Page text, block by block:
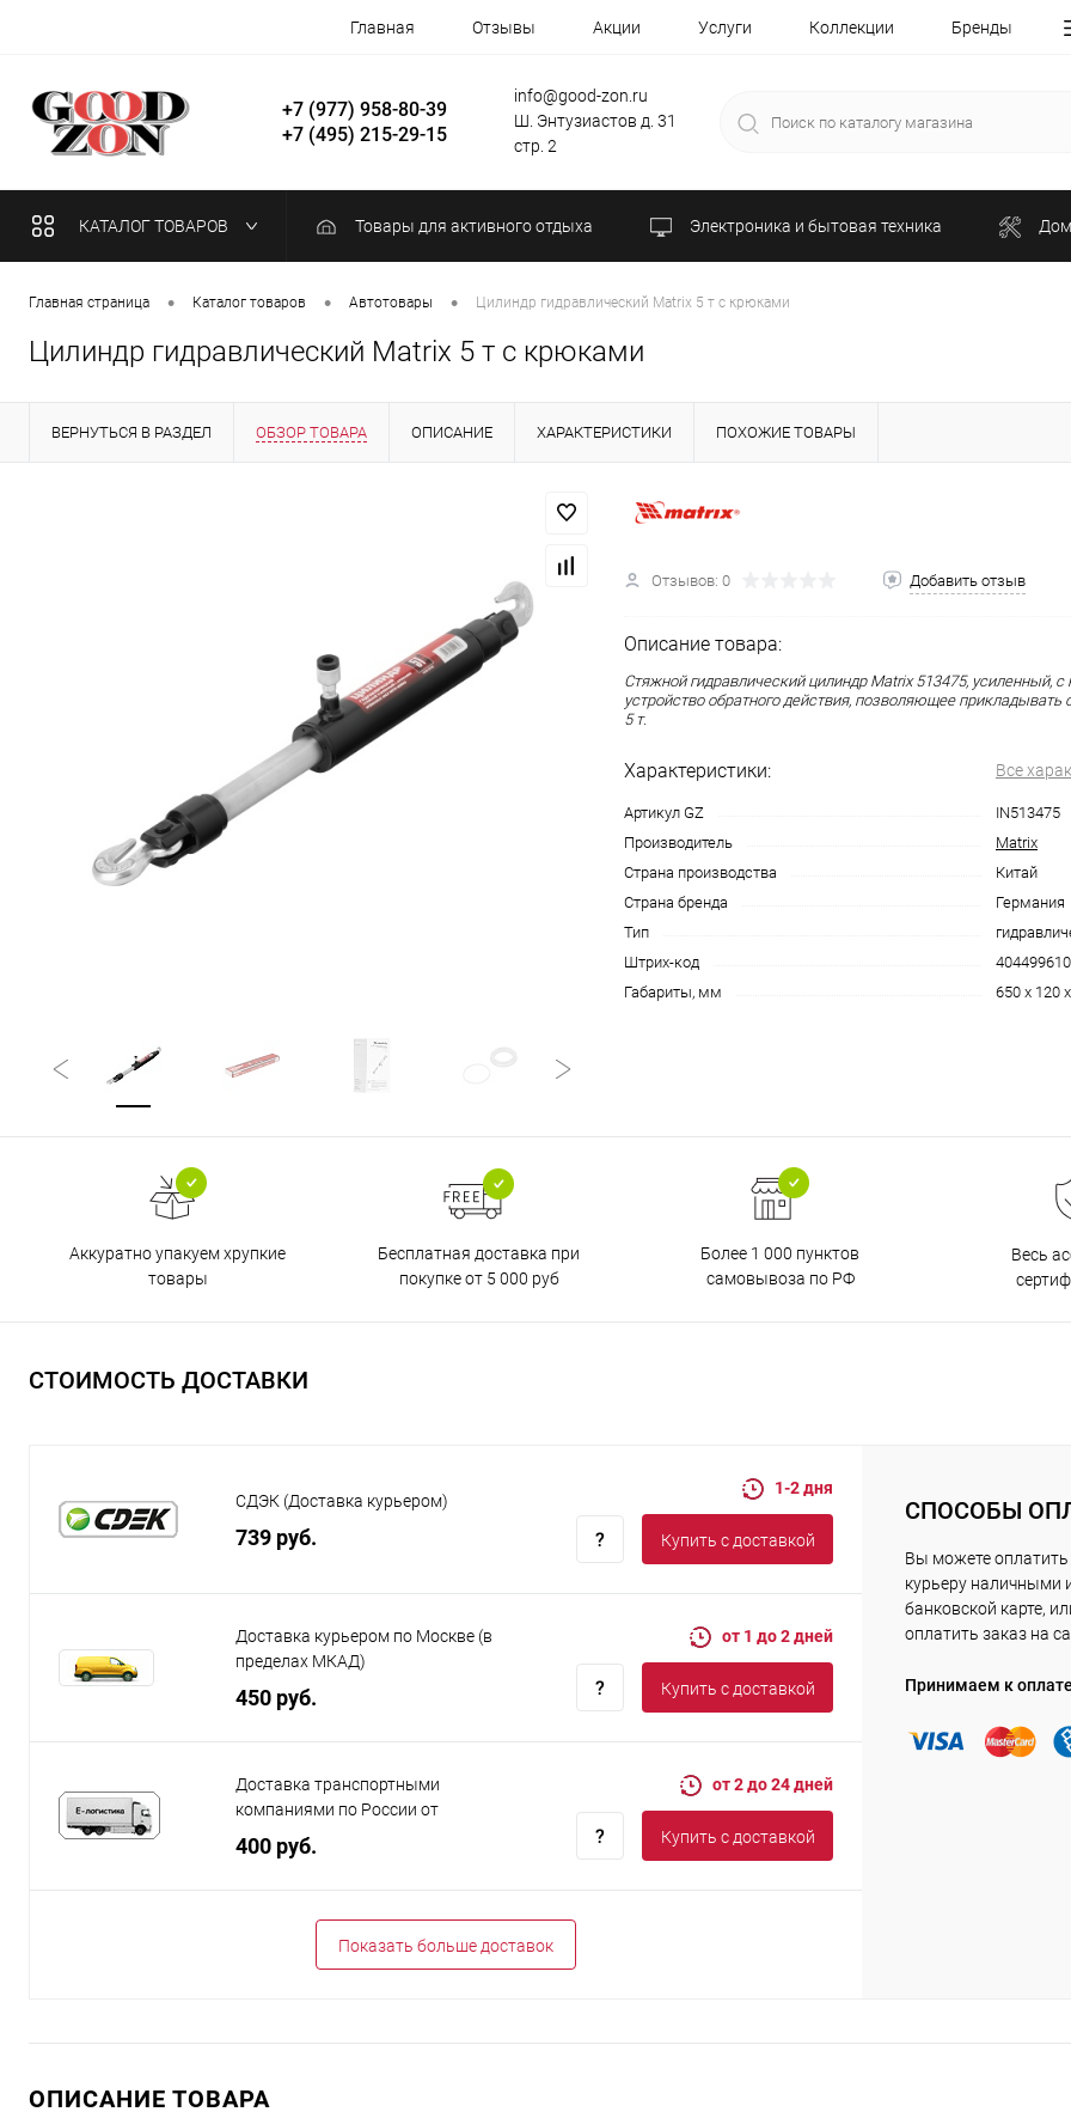
Главная Отзывы Акции Услуги Коллекции Бренды
+7 (977) 958-80-39
+7 (495) 215-29-15
info@good-zon.ru
Ш. Энтузиастов д. 31
стр. 2
КАТАЛОГ ТОВАРОВ Товары для активного отдыха Электроника и бытовая техника
Главная страница • Каталог товаров • Автотовары • Цилиндр гидравлический Matrix 5 т с крюками
Цилиндр гидравлический Matrix 5 т с крюками
ВЕРНУТЬСЯ В РАЗДЕЛ ОБЗОР ТОВАРА ОПИСАНИЕ ХАРАКТЕРИСТИКИ ПОХОЖИЕ ТОВАРЫ
Отзывов: 0 Добавить отзыв
Описание товара:
Стяжной гидравлический цилиндр Matrix 513475, усиленный,
устройство обратного действия, позволяющее прикладывать
5 т.
Характеристики: Все
Артикул GZ
IN513475
Производитель
Matrix
Страна производства
Китай
Страна бренда
Германия
Тип
Штрих-код
Габариты, мм
650 x 120
Аккуратно упакуем хрупкие
товары
Бесплатная доставка при
покупке от 5 000 руб
Более 1 000 пунктов
самовывоза по РФ
Весь
СТОИМОСТЬ ДОСТАВКИ
СДЭК (Доставка курьером)
739 руб.
1-2 дня
Купить c доставкой
Доставка курьером по Москве (в
пределах МКАД)
450 руб.
от 1 до 2 дней
Купить c доставкой
Доставка транспортными
компаниями по России от
400 руб.
от 2 до 24 дней
Купить c доставкой
Показать больше доставок
СПОСОБЫ
Вы можете оплатить
курьеру наличными
банковской карте,
оплатить заказ на
Принимаем к оплате
ОПИСАНИЕ ТОВАРА